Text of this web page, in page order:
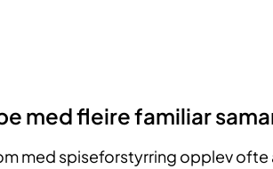
med fleire familiar
med spiseforstyrring opplev ofte